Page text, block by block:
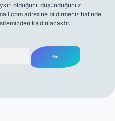
olduğunu düşündüğünüz
adresine bildirmeniz halinde,
kaldırılacaktır.